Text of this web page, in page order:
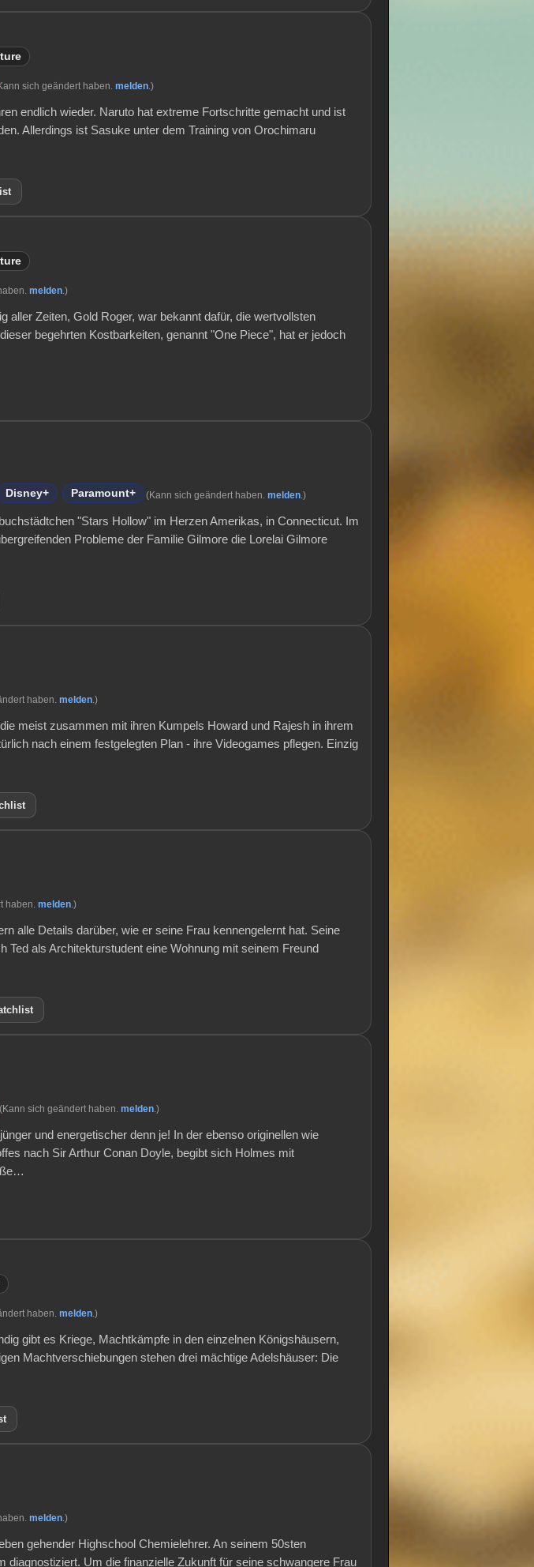
sich geändert haben. melden .)
endlich wieder. Naruto hat extreme Fortschritte gemacht und ist
Allerdings ist Sasuke unter dem Training von Orochimaru
melden .)
aller Zeiten, Gold Roger, war bekannt dafür, die wertvollsten
begehrten Kostbarkeiten, genannt "One Piece", hat er jedoch
Disney+ Paramount+ (Kann sich geändert haben. melden .)
"Stars Hollow" im Herzen Amerikas, in Connecticut. Im
Probleme der Familie Gilmore die Lorelai Gilmore
haben. melden .)
meist zusammen mit ihren Kumpels Howard und Rajesh in ihrem
nach einem festgelegten Plan - ihre Videogames pflegen. Einzig
haben. melden .)
alle Details darüber, wie er seine Frau kennengelernt hat. Seine
Ted als Architekturstudent eine Wohnung mit seinem Freund
(Kann sich geändert haben. melden .)
und energetischer denn je! In der ebenso originellen wie
nach Sir Arthur Conan Doyle, begibt sich Holmes mit
haben. melden .)
gibt es Kriege, Machtkämpfe in den einzelnen Königshäusern,
Machtverschiebungen stehen drei mächtige Adelshäuser: Die
melden .)
gehender Highschool Chemielehrer. An seinem 50sten
diagnostiziert. Um die finanzielle Zukunft für seine schwangere Frau